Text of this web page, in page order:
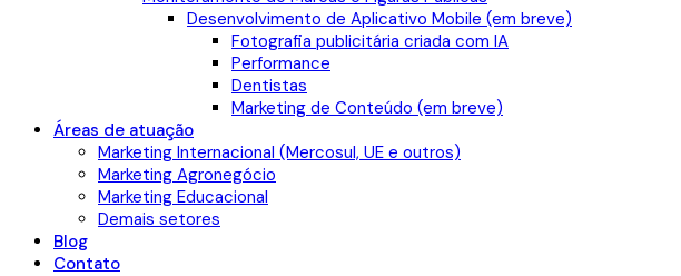
Desenvolvimento de Aplicativo Mobile (em breve)
Fotografia publicitária criada com IA
Performance
Dentistas
Marketing de Conteúdo (em breve)
Áreas de atuação
Marketing Internacional (Mercosul, UE e outros)
Marketing Agronegócio
Marketing Educacional
Demais setores
Blog
Contato